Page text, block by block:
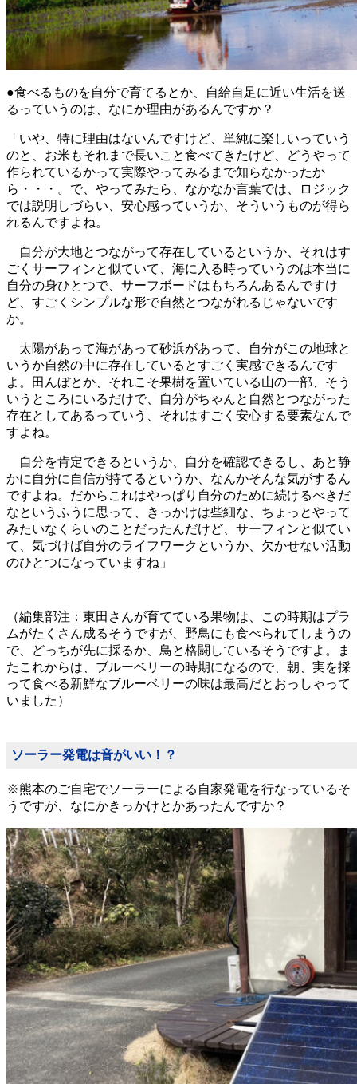
●食べるものを自分で育てるとか、自給自足に近い生活を送
るっていうのは、なにか理由があるんですか？
「いや、特に理由はないんですけど、単純に楽しいっていう
のと、お米もそれまで長いこと食べてきたけど、どうやって
作られているかって実際やってみるまで知らなかったか
ら・・・。で、やってみたら、なかなか言葉では、ロジック
では説明しづらい、安心感っていうか、そういうものが得ら
れるんですよね。
自分が大地とつながって存在しているというか、それはす
ごくサーフィンと似ていて、海に入る時っていうのは本当に
自分の身ひとつで、サーフボードはもちろんあるんですけ
ど、すごくシンプルな形で自然とつながれるじゃないです
か。
太陽があって海があって砂浜があって、自分がこの地球と
いうか自然の中に存在しているとすごく実感できるんです
よ。田んぼとか、それこそ果樹を置いている山の一部、そう
いうところにいるだけで、自分がちゃんと自然とつながった
存在としてあるっていう、それはすごく安心する要素なんで
すよね。
自分を肯定できるというか、自分を確認できるし、あと静
かに自分に自信が持てるというか、なんかそんな気がするん
ですよね。だからこれはやっぱり自分のために続けるべきだ
なというふうに思って、きっかけは些細な、ちょっとやって
みたいなくらいのことだったんだけど、サーフィンと似てい
て、気づけば自分のライフワークというか、欠かせない活動
のひとつになっていますね」
（編集部注：東田さんが育てている果物は、この時期はプラ
ムがたくさん成るそうですが、野鳥にも食べられてしまうの
で、どっちが先に採るか、鳥と格闘しているそうですよ。ま
たこれからは、ブルーベリーの時期になるので、朝、実を採
って食べる新鮮なブルーベリーの味は最高だとおっしゃって
いました）
ソーラー発電は音がいい！？
※熊本のご自宅でソーラーによる自家発電を行なっているそ
うですが、なにかきっかけとかあったんですか？